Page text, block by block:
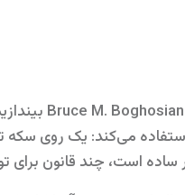
می‌کند: یک روی سکه
ساده است، چند قانون